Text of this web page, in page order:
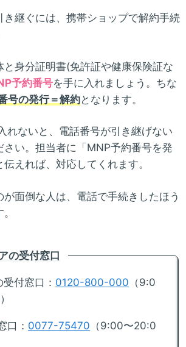
き継ぐには、携帯ショップで解約手続
と身分証明書(免許証や健康保険証な
予約番号を手に入れましょう。ちな
号の発行＝解約となります。
れないと、電話番号が引き継げない
さい。担当者に「MNP予約番号を発
えれば、対応してくれます。
が面倒な人は、電話で手続きしたほう
の受付窓口
付窓口： 0120-800-000 （9:0
口： 0077-75470 （9:00〜20:0